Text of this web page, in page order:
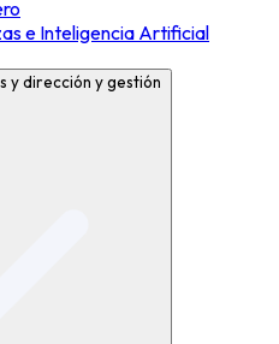
e Inteligencia Artificial
y dirección y gestión